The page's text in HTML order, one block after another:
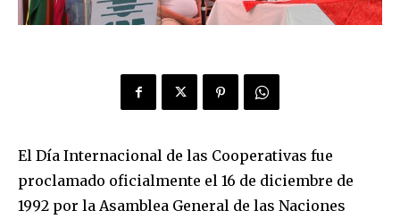
El Día Internacional de las Cooperativas fue
proclamado oficialmente el 16 de diciembre de
1992 por la Asamblea General de las Naciones